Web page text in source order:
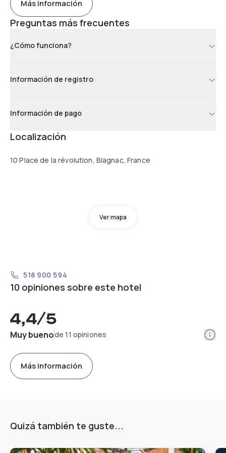
Más información
Preguntas más frecuentes
¿Cómo funciona?
Información de registro
Información de pago
Localización
10 Place de la révolution, Blagnac, France
Ver mapa
518 900 594
10 opiniones sobre este hotel
4,4/5
Muy buenode 11 opiniones
Más información
Quizá también te guste...